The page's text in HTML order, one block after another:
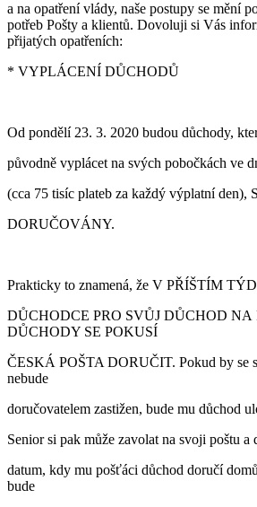
a na opatření vlády, naše postupy se mění
potřeb Pošty a klientů. Dovoluji si Vás
přijatých opatřeních:
* VYPLÁCENÍ DŮCHODŮ
Od pondělí 23. 3. 2020 budou důchody,
původně vyplácet na svých pobočkách ve
(cca 75 tisíc plateb za každý výplatní den),
DORUČOVÁNY.
Prakticky to znamená, že V PŘÍŠTÍM
DŮCHODCE PRO SVŮJ DŮCHOD NA
DŮCHODY SE POKUSÍ
ČESKÁ POŠTA DORUČIT. Pokud by se
nebude
doručovatelem zastižen, bude mu důchod
Senior si pak může zavolat na svoji poštu
datum, kdy mu pošťáci důchod doručí
bude